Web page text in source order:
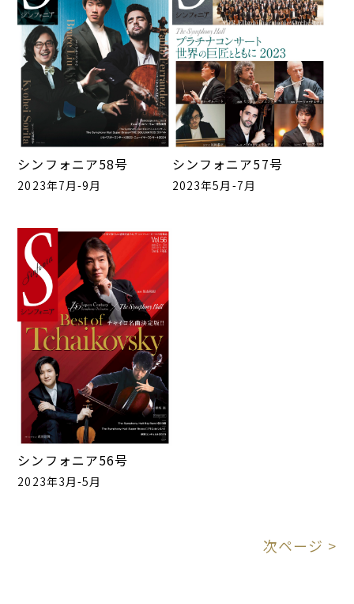
シンフォニア58号
2023年7月-9月
シンフォニア57号
2023年5月-7月
シンフォニア56号
2023年3月-5月
次ページ >